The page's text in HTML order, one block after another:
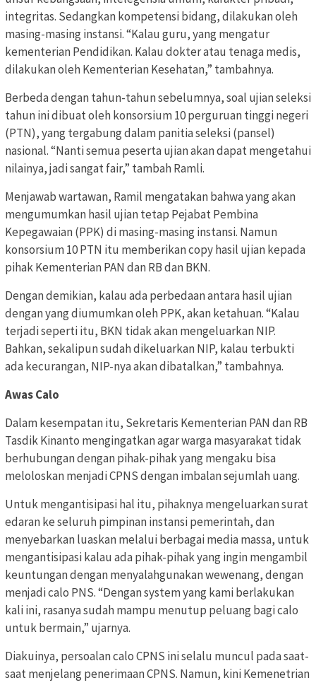
integritas. Sedangkan kompetensi bidang, dilakukan oleh
masing-masing instansi. “Kalau guru, yang mengatur
kementerian Pendidikan. Kalau dokter atau tenaga medis,
dilakukan oleh Kementerian Kesehatan,” tambahnya.
Berbeda dengan tahun-tahun sebelumnya, soal ujian seleksi
tahun ini dibuat oleh konsorsium 10 perguruan tinggi negeri
(PTN), yang tergabung dalam panitia seleksi (pansel)
nasional. “Nanti semua peserta ujian akan dapat mengetahui
nilainya, jadi sangat fair,” tambah Ramli.
Menjawab wartawan, Ramil mengatakan bahwa yang akan
mengumumkan hasil ujian tetap Pejabat Pembina
Kepegawaian (PPK) di masing-masing instansi. Namun
konsorsium 10 PTN itu memberikan copy hasil ujian kepada
pihak Kementerian PAN dan RB dan BKN.
Dengan demikian, kalau ada perbedaan antara hasil ujian
dengan yang diumumkan oleh PPK, akan ketahuan. “Kalau
terjadi seperti itu, BKN tidak akan mengeluarkan NIP.
Bahkan, sekalipun sudah dikeluarkan NIP, kalau terbukti
ada kecurangan, NIP-nya akan dibatalkan,” tambahnya.
Awas Calo
Dalam kesempatan itu, Sekretaris Kementerian PAN dan RB
Tasdik Kinanto mengingatkan agar warga masyarakat tidak
berhubungan dengan pihak-pihak yang mengaku bisa
meloloskan menjadi CPNS dengan imbalan sejumlah uang.
Untuk mengantisipasi hal itu, pihaknya mengeluarkan surat
edaran ke seluruh pimpinan instansi pemerintah, dan
menyebarkan luaskan melalui berbagai media massa, untuk
mengantisipasi kalau ada pihak-pihak yang ingin mengambil
keuntungan dengan menyalahgunakan wewenang, dengan
menjadi calo PNS. “Dengan system yang kami berlakukan
kali ini, rasanya sudah mampu menutup peluang bagi calo
untuk bermain,” ujarnya.
Diakuinya, persoalan calo CPNS ini selalu muncul pada saat-
saat menjelang penerimaan CPNS. Namun, kini Kemenetrian